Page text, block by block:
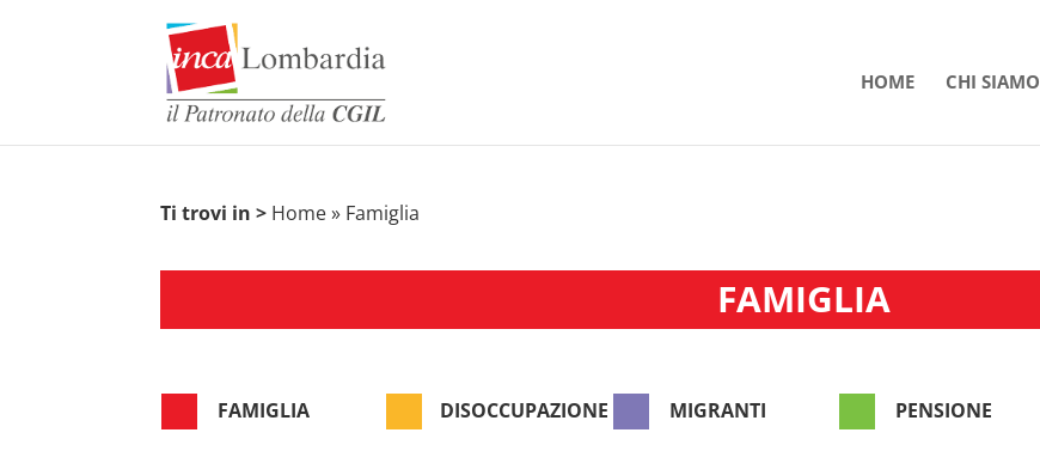
HOME CHI SIAMO
Ti trovi in > Home» Famiglia
FAMIGLIA
FAMIGLIA DISOCCUPAZIONE MIGRANTI PENSIONE